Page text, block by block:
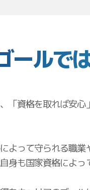
ールで
「資格を取れば安
よって守られる職
身も国家資格によっ